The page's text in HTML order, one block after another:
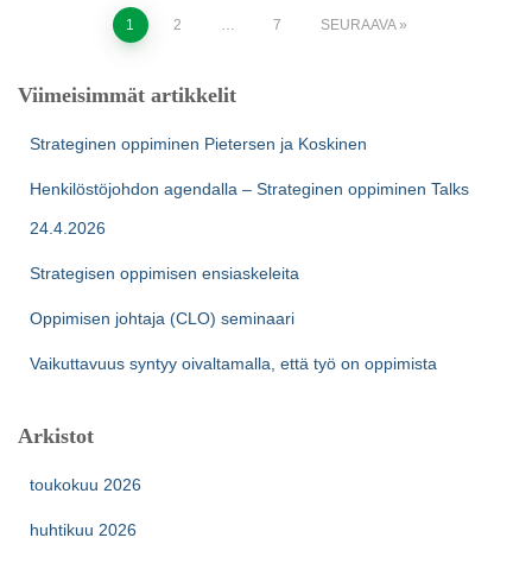
Artikkelien
sivutus
1 2 7 SEURAAVA
Viimeisimmät artikkelit
Strateginen oppiminen Pietersen ja Koskinen
Henkilöstöjohdon agendalla – Strateginen oppiminen Talks
24.4.2026
Strategisen oppimisen ensiaskeleita
Oppimisen johtaja (CLO) seminaari
Vaikuttavuus syntyy oivaltamalla, että työ on oppimista
Arkistot
toukokuu 2026
huhtikuu 2026